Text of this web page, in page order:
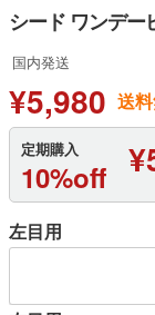
シード ワンデー
国内発送
¥5,980 送
定期購入
10%off
左目用